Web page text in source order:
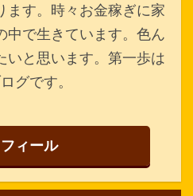
ます。時々お金稼ぎに家
中で生きています。色ん
いと思います。第一歩は
グです。
ィール